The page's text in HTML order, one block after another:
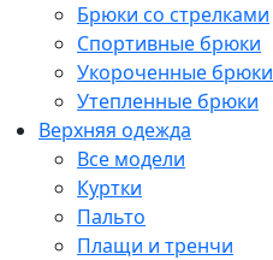
Брюки со стрелками
Спортивные брюки
Укороченные брюки
Утепленные брюки
Верхняя одежда
Все модели
Куртки
Пальто
Плащи и тренчи